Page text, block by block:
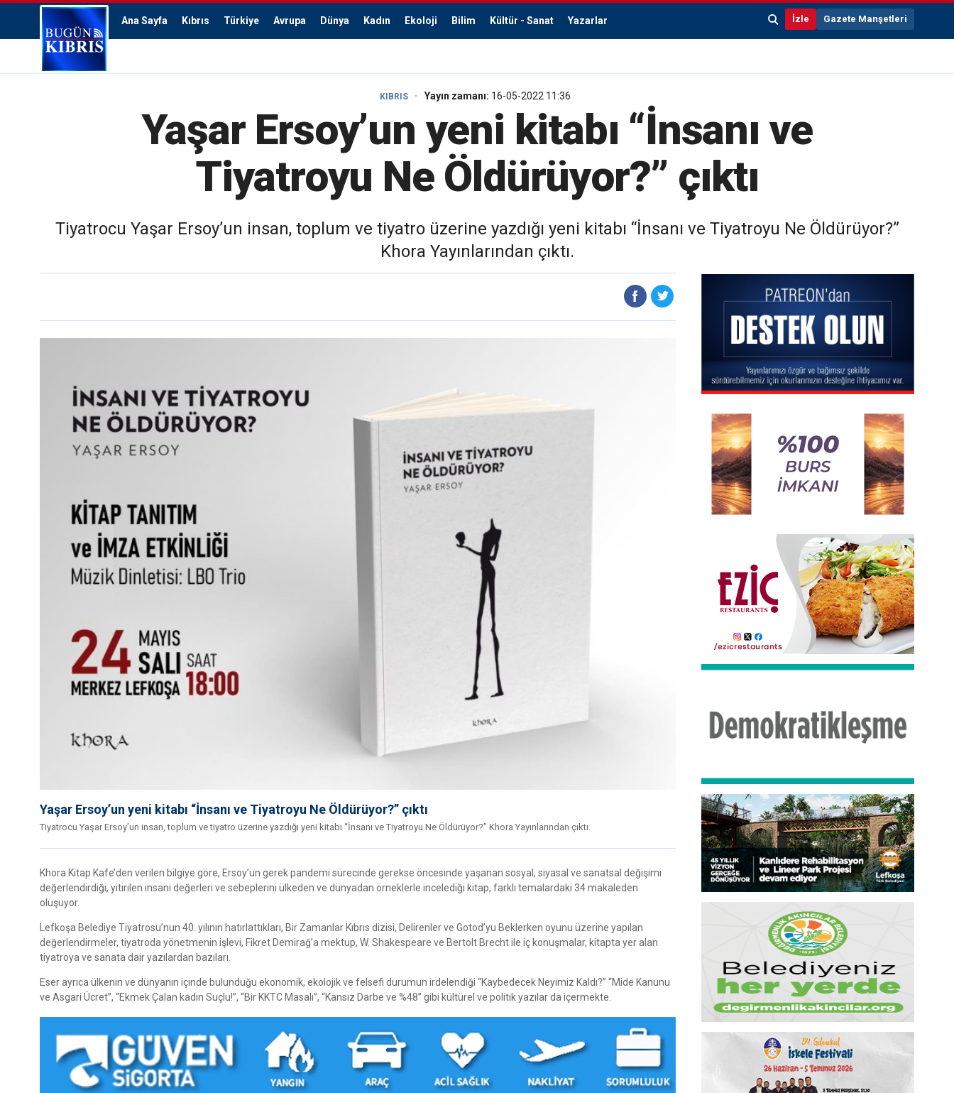
Ana Sayfa Kıbrıs Türkiye Avrupa Dünya Kadın Ekoloji Bilim Kültür - Sanat Yazarlar İzle Gazete Manşetleri
KIBRIS Yayın zamanı: 16-05-2022 11:36
Yaşar Ersoy’un yeni kitabı “İnsanı ve
Tiyatroyu Ne Öldürüyor?” çıktı
Tiyatrocu Yaşar Ersoy’un insan, toplum ve tiyatro üzerine yazdığı yeni kitabı “İnsanı ve Tiyatroyu Ne Öldürüyor?”
Khora Yayınlarından çıktı.
Yaşar Ersoy’un yeni kitabı “İnsanı ve Tiyatroyu Ne Öldürüyor?” çıktı
Tiyatrocu Yaşar Ersoy’un insan, toplum ve tiyatro üzerine yazdığı yeni kitabı “İnsanı ve Tiyatroyu Ne Öldürüyor?” Khora Yayınlarından çıktı.
Khora Kitap Kafe’den verilen bilgiye göre, Ersoy’un gerek pandemi sürecinde gerekse öncesinde yaşanan sosyal, siyasal ve sanatsal değişimi
değerlendirdiği, yitirilen insani değerleri ve sebeplerini ülkeden ve dünyadan örneklerle incelediği kitap, farklı temalardaki 34 makaleden
oluşuyor.
Lefkoşa Belediye Tiyatrosu’nun 40. yılının hatırlattıkları, Bir Zamanlar Kıbrıs dizisi, Delirenler ve Gotod’yu Beklerken oyunu üzerine yapılan
değerlendirmeler, tiyatroda yönetmenin işlevi, Fikret Demirağ’a mektup, W. Shakespeare ve Bertolt Brecht ile iç konuşmalar, kitapta yer alan
tiyatroya ve sanata dair yazılardan bazıları.
Eser ayrıca ülkenin ve dünyanın içinde bulunduğu ekonomik, ekolojik ve felsefi durumun irdelendiği “Kaybedecek Neyimiz Kaldı?” “Mide Kanunu
ve Asgari Ücret”, “Ekmek Çalan kadın Suçlu!”, “Bir KKTC Masalı”, “Kansız Darbe ve %48” gibi kültürel ve politik yazılar da içermekte.